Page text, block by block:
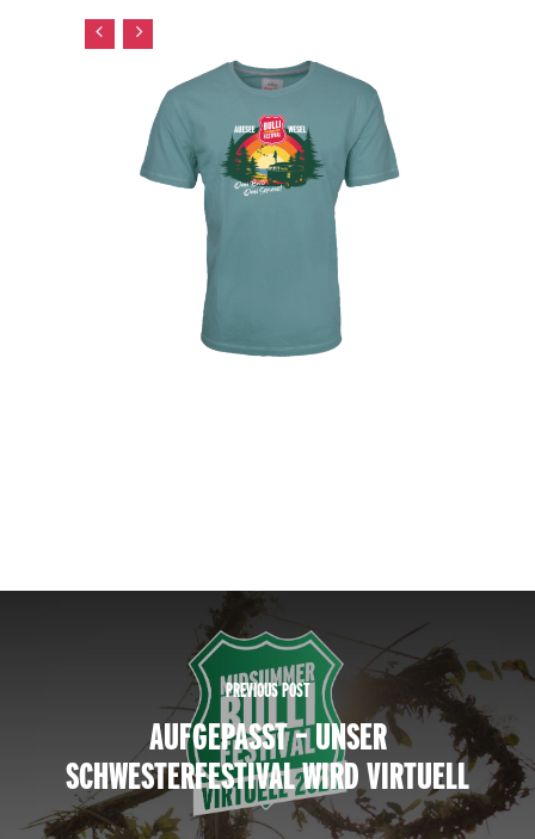
PREVIOUS POST
AUFGEPASST – UNSER
SCHWESTERFESTIVAL WIRD VIRTUELL